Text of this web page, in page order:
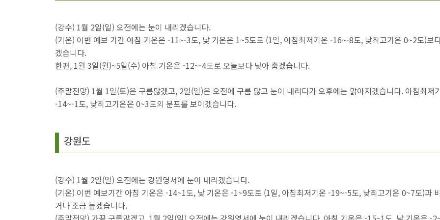
(강수) 1월 2일(일) 오전에는 눈이 내리겠습니다.
(기온) 이번 예보 기간 아침 기온은 -11~-3도, 낮 기온은 1~5도로 (1일, 아침최저기온 -16~-8도, 낮최고기온 0~2도)보
겠습니다.
한편, 1월 3일(월)~5일(수) 아침 기온은 -12~-4도로 오늘보다 낮아 춥겠습니다.
(주말전망) 1월 1일(토)은 구름많겠고, 2일(일)은 오전에 구름 많고 눈이 내리다가 오후에는 맑아지겠습니다. 아침최저
-14~-1도, 낮최고기온은 0~3도의 분포를 보이겠습니다.
강원도
(강수) 1월 2일(일) 오전에는 강원영서에 눈이 내리겠습니다.
(기온) 이번 예보기간 아침 기온은 -14~1도, 낮 기온은 -1~9도로 (1일, 아침최저기온 -19~-5도, 낮최고기온 0~7도)과
거나 조금 높겠습니다.